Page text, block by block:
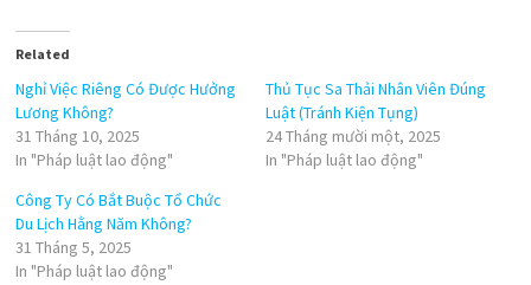
Related
Nghỉ Việc Riêng Có Được Hưởng
Lương Không?
31 Tháng 10, 2025
In "Pháp luật lao động"
Thủ Tục Sa Thải Nhân Viên Đúng
Luật (Tránh Kiện Tụng)
24 Tháng mười một, 2025
In "Pháp luật lao động"
Công Ty Có Bắt Buộc Tổ Chức
Du Lịch Hằng Năm Không?
31 Tháng 5, 2025
In "Pháp luật lao động"